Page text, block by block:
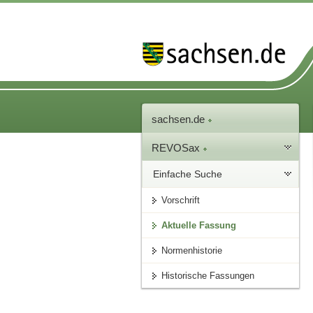
sachsen.de
REVOSax
Einfache Suche
Vorschrift
Aktuelle Fassung
Normenhistorie
Historische Fassungen